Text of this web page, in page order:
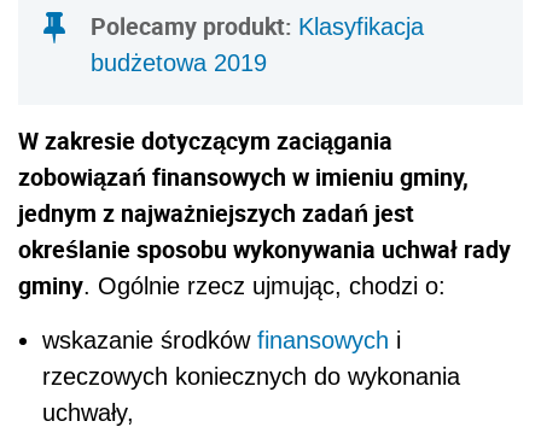
Polecamy produkt: Klasyfikacja
budżetowa 2019
W zakresie dotyczącym zaciągania
zobowiązań finansowych w imieniu gminy,
jednym z najważniejszych zadań jest
określanie sposobu wykonywania uchwał rady
gminy. Ogólnie rzecz ujmując, chodzi o:
wskazanie środków finansowych i
rzeczowych koniecznych do wykonania
uchwały,